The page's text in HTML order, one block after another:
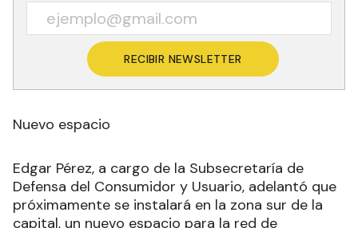
RECIBIR NEWSLETTER
Nuevo espacio
Edgar Pérez, a cargo de la Subsecretaría de
Defensa del Consumidor y Usuario, adelantó que
próximamente se instalará en la zona sur de la
capital, un nuevo espacio para la red de